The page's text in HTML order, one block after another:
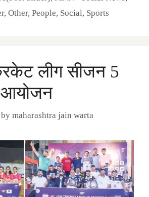
, Other, People, Social, Sports
लीग सीजन 5
by maharashtra jain warta